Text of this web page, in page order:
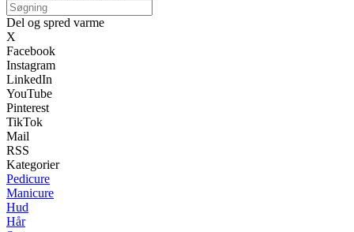
Del og spred varme
X
Facebook
Instagram
LinkedIn
YouTube
Pinterest
TikTok
Mail
RSS
Kategorier
Pedicure
Manicure
Hud
Hår